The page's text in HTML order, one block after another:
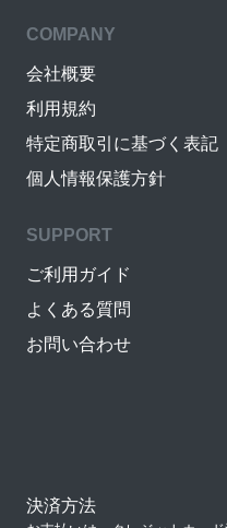
COMPANY
会社概要
利用規約
特定商取引に基づく表記
個人情報保護方針
SUPPORT
ご利用ガイド
よくある質問
お問い合わせ
決済方法